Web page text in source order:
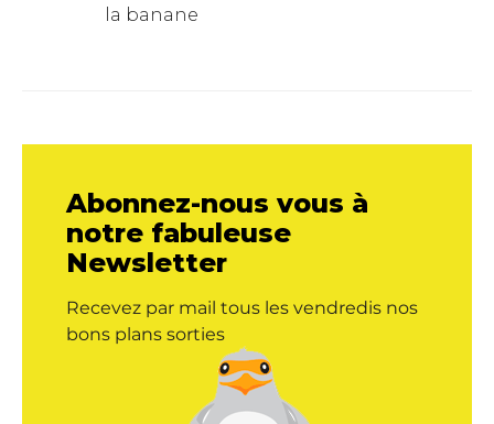
la banane
Abonnez-nous vous à
notre fabuleuse
Newsletter
Recevez par mail tous les vendredis nos
bons plans sorties